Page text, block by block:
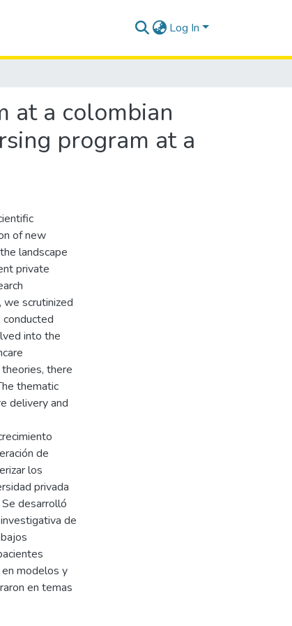
Log In
at a colombian
program at a
of new
landscape
private
we scrutinized
into the
there
thematic
delivery and
de
los
privada
desarrolló
de
modelos y
en temas